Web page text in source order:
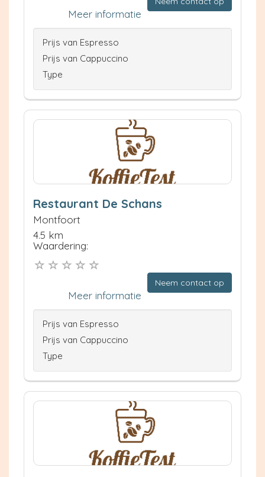
Meer informatie
Prijs van Espresso
Prijs van Cappuccino
Type
Restaurant De Schans
Montfoort
4.5 km
Waardering:
Neem contact op
Meer informatie
Prijs van Espresso
Prijs van Cappuccino
Type